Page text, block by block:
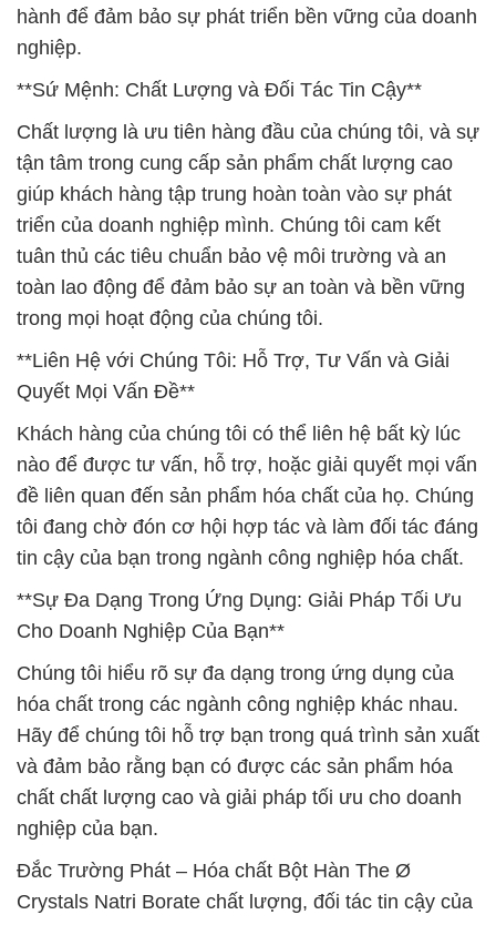
hành để đảm bảo sự phát triển bền vững của doanh
nghiệp.
**Sứ Mệnh: Chất Lượng và Đối Tác Tin Cậy**
Chất lượng là ưu tiên hàng đầu của chúng tôi, và sự
tận tâm trong cung cấp sản phẩm chất lượng cao
giúp khách hàng tập trung hoàn toàn vào sự phát
triển của doanh nghiệp mình. Chúng tôi cam kết
tuân thủ các tiêu chuẩn bảo vệ môi trường và an
toàn lao động để đảm bảo sự an toàn và bền vững
trong mọi hoạt động của chúng tôi.
**Liên Hệ với Chúng Tôi: Hỗ Trợ, Tư Vấn và Giải
Quyết Mọi Vấn Đề**
Khách hàng của chúng tôi có thể liên hệ bất kỳ lúc
nào để được tư vấn, hỗ trợ, hoặc giải quyết mọi vấn
đề liên quan đến sản phẩm hóa chất của họ. Chúng
tôi đang chờ đón cơ hội hợp tác và làm đối tác đáng
tin cậy của bạn trong ngành công nghiệp hóa chất.
**Sự Đa Dạng Trong Ứng Dụng: Giải Pháp Tối Ưu
Cho Doanh Nghiệp Của Bạn**
Chúng tôi hiểu rõ sự đa dạng trong ứng dụng của
hóa chất trong các ngành công nghiệp khác nhau.
Hãy để chúng tôi hỗ trợ bạn trong quá trình sản xuất
và đảm bảo rằng bạn có được các sản phẩm hóa
chất chất lượng cao và giải pháp tối ưu cho doanh
nghiệp của bạn.
Đắc Trường Phát – Hóa chất Bột Hàn The Ø
Crystals Natri Borate chất lượng, đối tác tin cậy của